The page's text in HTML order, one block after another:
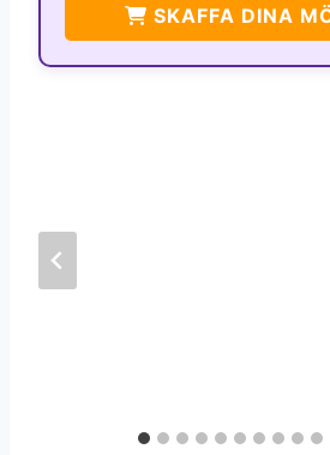
SKAFFA DINA